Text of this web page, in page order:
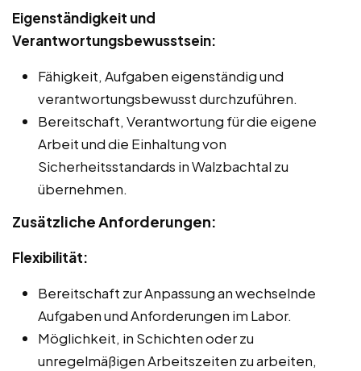
Eigenständigkeit und
Verantwortungsbewusstsein:
Fähigkeit, Aufgaben eigenständig und
verantwortungsbewusst durchzuführen.
Bereitschaft, Verantwortung für die eigene
Arbeit und die Einhaltung von
Sicherheitsstandards in Walzbachtal zu
übernehmen.
Zusätzliche Anforderungen:
Flexibilität:
Bereitschaft zur Anpassung an wechselnde
Aufgaben und Anforderungen im Labor.
Möglichkeit, in Schichten oder zu
unregelmäßigen Arbeitszeiten zu arbeiten,